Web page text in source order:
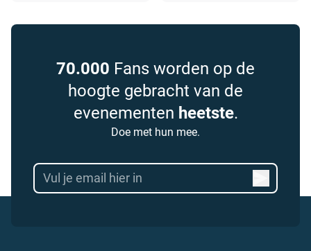
70.000 Fans worden op de
hoogte gebracht van de
evenementen heetste.
Doe met hun mee.